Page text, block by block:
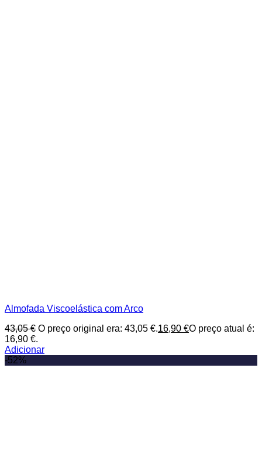
Almofada Viscoelástica com Arco
43,05€ O preço original era: 43,05 €.16,90 €O preço atual é:
16,90 €.
Adicionar
-52%